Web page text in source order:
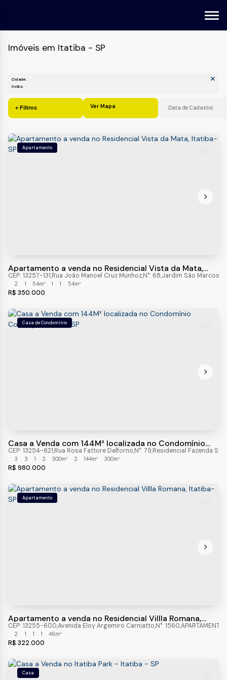
Imóveis em Itatiba - SP
Cidade:
Ver Mapa
Apartamento
Apartamento a venda no Residencial Vista da Mata,
Itatiba-SP
R$ 350.000
CEP: 13257-131,Rua João Manoel Cruz Munhoz,N°: 68,Jardim São Marcos
2 1 54m² 1 1 54m²
Casa de Condomínio
Casa a Venda com 144M² localizada no Condomínio
Country , Itatiba - SP
R$ 980.000
CEP: 13254-621,Rua Rosa Fattore Delforno,N°: 79,Residencial Fazenda
3 3 1 2 300m² 2 144m² 300m²
Apartamento
Apartamento a venda no Residencial Villla Romana,
Itatiba-SP
R$ 322.000
CEP: 13255-600,Avenida Eloy Argemiro Carniatto,N°: 1560,APARTAMENTO
2 1 1 1 46m²
Casa